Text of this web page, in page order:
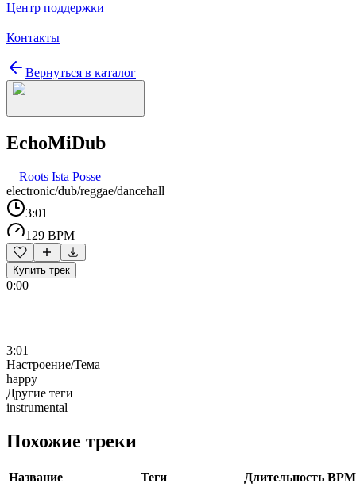
Центр поддержки
Контакты
Вернуться в каталог
EchoMiDub
—Roots Ista Posse
electronic/dub/reggae/dancehall
3:01
129 BPM
Купить трек
0:00
3:01
Настроение/Тема
happy
Другие теги
instrumental
Похожие треки
Название Теги Длительность BPM